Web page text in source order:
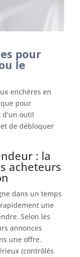
pour
le
enchères en
pour
d’un outil
de débloquer
: la
acheteurs
dans un temps
une
Selon les
annonces
une offre.
(contrôlés